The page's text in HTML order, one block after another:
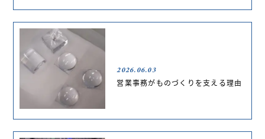
2026.06.03
営業事務がものづくりを支える理由